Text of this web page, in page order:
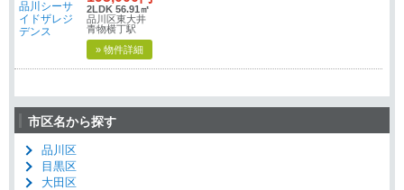
2LDK 56.91㎡
品川区東大井
青物横丁駅
» 物件詳細
市区名から探す
品川区
目黒区
大田区